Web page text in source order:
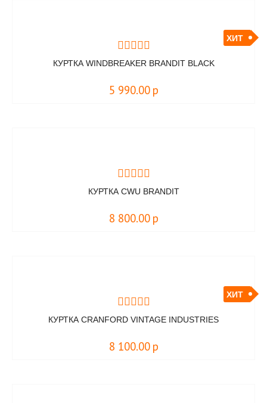
ХИТ
КУРТКА WINDBREAKER BRANDIT BLACK
5 990.00 р
КУРТКА CWU BRANDIT
8 800.00 р
ХИТ
КУРТКА CRANFORD VINTAGE INDUSTRIES
8 100.00 р